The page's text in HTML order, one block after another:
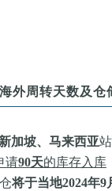
外周转天数及仓
加坡、马来西亚
请90天的库存入库
将于当地2024年